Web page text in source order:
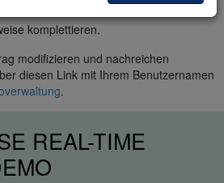
komplettieren.
modifizieren und nachreichen
diesen Link mit Ihrem Benutzernamen
.
REAL-TIME